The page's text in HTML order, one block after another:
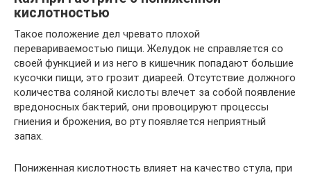
кислотностью
Такое положение дел чревато плохой
перевариваемостью пищи. Желудок не справляется со
своей функцией и из него в кишечник попадают большие
кусочки пищи, это грозит диареей. Отсутствие должного
количества соляной кислоты влечет за собой появление
вредоносных бактерий, они провоцируют процессы
гниения и брожения, во рту появляется неприятный
запах.
Пониженная кислотность влияет на качество стула, при